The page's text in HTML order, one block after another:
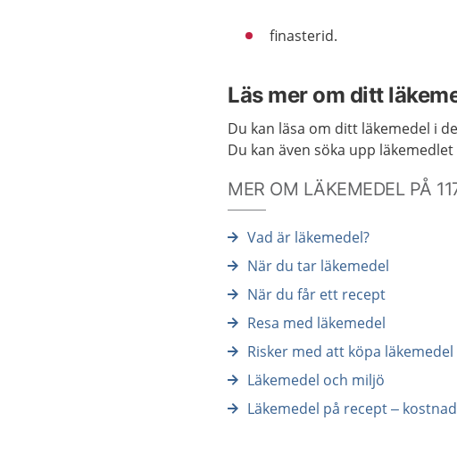
finasterid.
Läs mer om ditt
Du kan läsa om ditt läkemedel i
Du kan även söka upp
MER OM LÄKEMEDEL PÅ
Vad är läkemedel?
När du tar läkemedel
När du får ett recept
Resa med läkemedel
Risker med att köpa
Läkemedel och miljö
Läkemedel på recept –